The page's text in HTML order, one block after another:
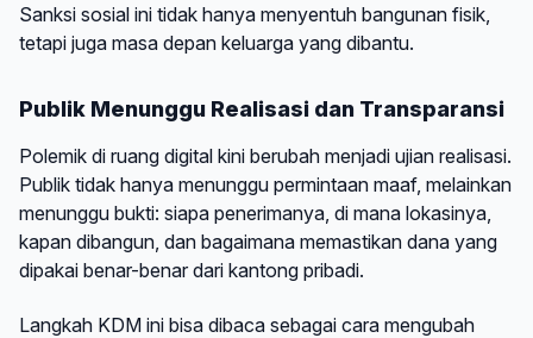
Sanksi sosial ini tidak hanya menyentuh bangunan fisik,
tetapi juga masa depan keluarga yang dibantu.
Publik Menunggu Realisasi dan Transparansi
Polemik di ruang digital kini berubah menjadi ujian realisasi.
Publik tidak hanya menunggu permintaan maaf, melainkan
menunggu bukti: siapa penerimanya, di mana lokasinya,
kapan dibangun, dan bagaimana memastikan dana yang
dipakai benar-benar dari kantong pribadi.
Langkah KDM ini bisa dibaca sebagai cara mengubah